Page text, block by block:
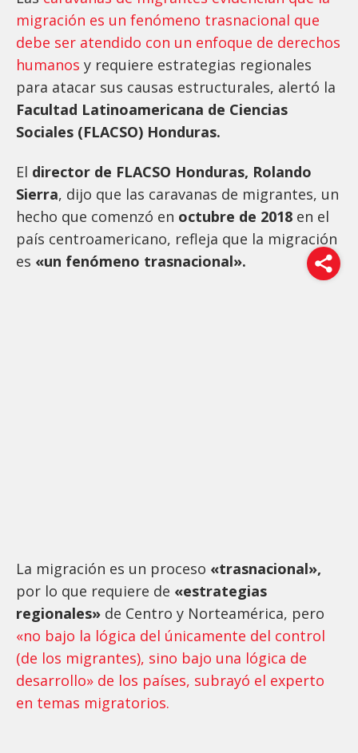
migración es un fenómeno trasnacional que
debe ser atendido con un enfoque de derechos
humanos y requiere estrategias regionales
para atacar sus causas estructurales, alertó la
Facultad Latinoamericana de Ciencias
Sociales (FLACSO) Honduras.
El director de FLACSO Honduras, Rolando
Sierra, dijo que las caravanas de migrantes, un
hecho que comenzó en octubre de 2018 en el
país centroamericano, refleja que la migración
es «un fenómeno trasnacional».
La migración es un proceso «trasnacional»,
por lo que requiere de «estrategias
regionales» de Centro y Norteamérica, pero
«no bajo la lógica del únicamente del control
(de los migrantes), sino bajo una lógica de
desarrollo» de los países, subrayó el experto
en temas migratorios.